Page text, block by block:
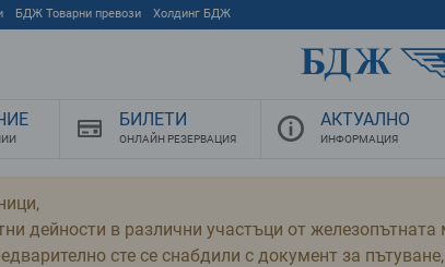
БДЖ Товарни превози Холдинг БДЖ
БИЛЕТИ
ОНЛАЙН РЕЗЕРВАЦИЯ
АКТУАЛНО
ИНФОРМАЦИЯ
дейности в различни участъци от
сте се снабдили с документ за